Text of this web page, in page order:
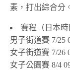
素，打出綜合分
賽程（日本時
男子街道賽 7/25
女子街道賽 7/26
女子公園賽 8/4